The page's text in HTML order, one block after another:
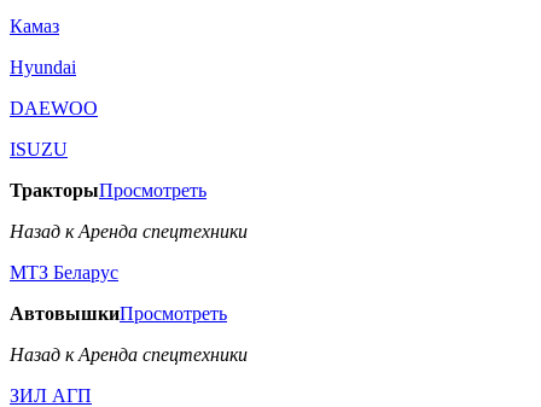
Камаз
Hyundai
DAEWOO
ISUZU
ТракторыПросмотреть
Назад к Аренда спецтехники
МТЗ Беларус
АвтовышкиПросмотреть
Назад к Аренда спецтехники
ЗИЛ АГП